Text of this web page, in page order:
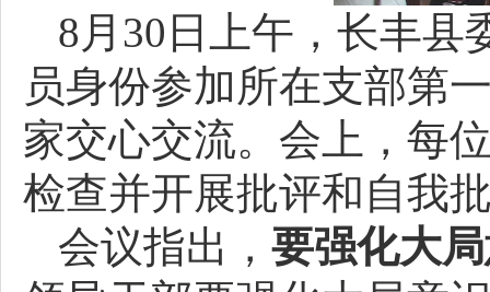
8月30日上午，长丰县
员身份参加所在支部第
家交心交流。会上，每
检查并开展批评和自我
会议指出， 要强化大